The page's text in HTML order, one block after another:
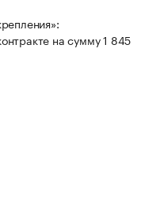
на сумму 1 845